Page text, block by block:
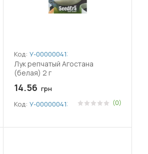
Код: У-0000004138
Лук репчатый Агостана
(белая) 2 г
14.56 грн
Код: У-0000004138 (0)